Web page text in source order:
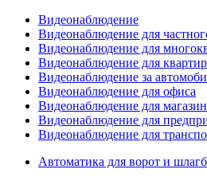
Видеонаблюдение
Видеонаблюдение для
Видеонаблюдение для
Видеонаблюдение для
Видеонаблюдение за
Видеонаблюдение для офиса
Видеонаблюдение для
Видеонаблюдение для
Видеонаблюдение для
Автоматика для ворот и